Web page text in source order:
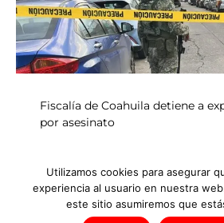
Fiscalía de Coahuila detiene a
por asesinato
INICIO
Utilizamos cookies para asegurar
experiencia al usuario en nuestra
este sitio asumiremos que